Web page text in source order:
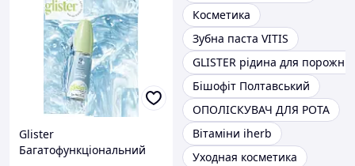
Glister
Багатофункціональний
Косметика
Зубна паста VITIS
GLISTER рідина для
Бішофіт Полтавський
ОПОЛІСКУВАЧ ДЛЯ РОТА
Вітаміни iherb
Уходная косметика